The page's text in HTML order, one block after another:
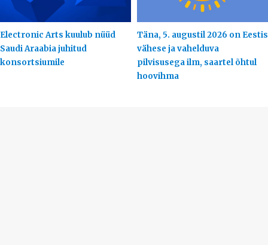
Electronic Arts kuulub nüüd
Saudi Araabia juhitud
konsortsiumile
Täna, 5. augustil 2026 on Eestis
vähese ja vahelduva
pilvisusega ilm, saartel õhtul
hoovihma